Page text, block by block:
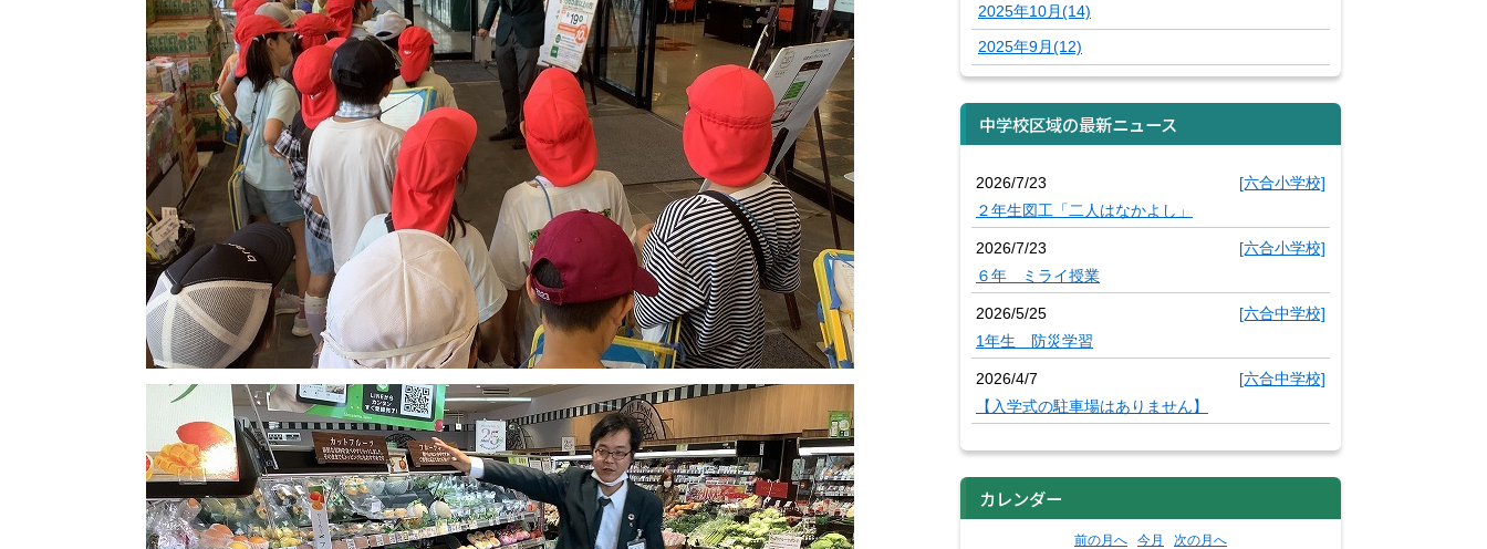
2025年10月(14)
2025年9月(12)
中学校区域の最新ニュース
2026/7/23
[六合小学校]
２年生図工「二人はなかよし」
2026/7/23
[六合小学校]
６年 ミライ授業
2026/5/25
[六合中学校]
1年生 防災学習
2026/4/7
[六合中学校]
【入学式の駐車場はありません】
カレンダー
前の月へ 今月 次の月へ